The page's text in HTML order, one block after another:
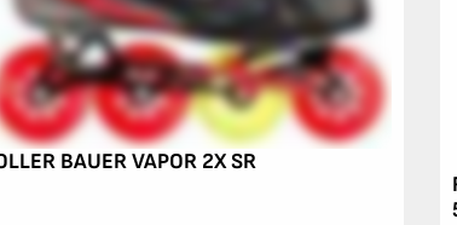
BAUER VAPOR 2X SR